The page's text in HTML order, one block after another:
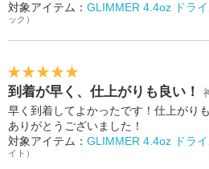
対象アイテム： GLIMMER 4.4oz ドラ
ック）
到着が早く、仕上がりも良い！
早く到着してよかったです！仕上がり
ありがとうございました！
対象アイテム： GLIMMER 4.4oz ドラ
イト）